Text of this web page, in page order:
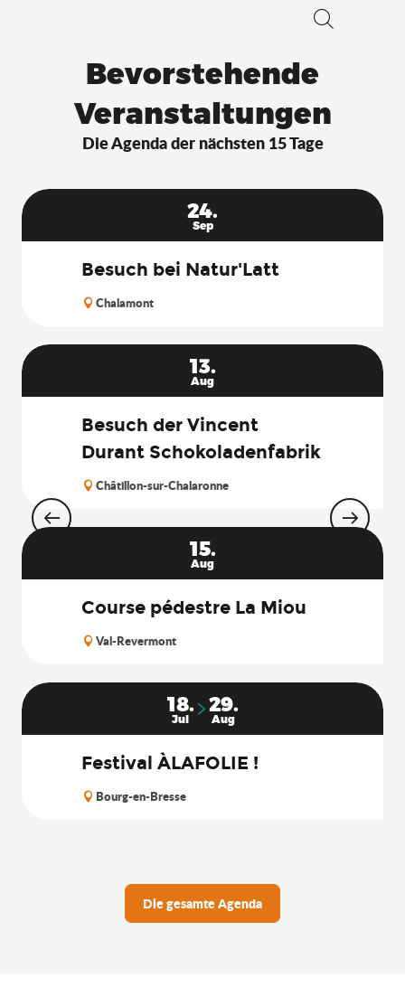
Bevorstehende
Veranstaltungen
Die Agenda der nächsten 15 Tage
24.
Sep
Besuch bei Natur'Latt
Chalamont
13.
Aug
Besuch der Vincent
Durant Schokoladenfabrik
Châtillon-sur-Chalaronne
15.
Aug
Course pédestre La Miou
Val-Revermont
18.
Jul
29.
Aug
Festival ÀLAFOLIE !
Bourg-en-Bresse
Die gesamte Agenda